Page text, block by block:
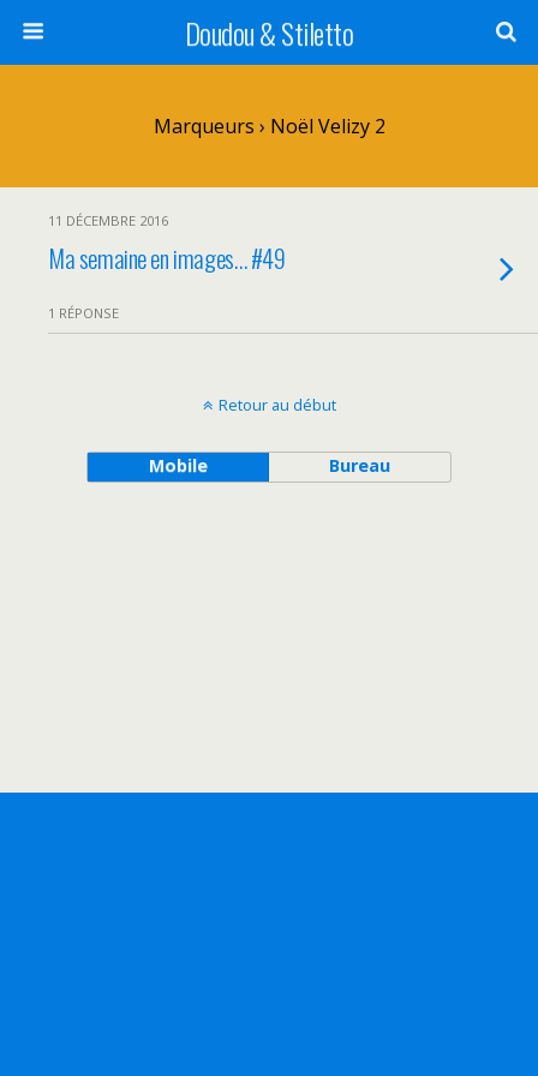
Doudou & Stiletto
Marqueurs › Noël Velizy 2
11 DÉCEMBRE 2016
Ma semaine en images… #49
1 RÉPONSE
Retour au début
Mobile Bureau